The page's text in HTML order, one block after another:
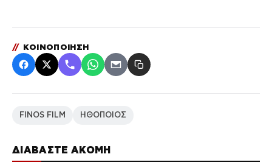
ΔΙΑΒΑΣΤΕ ΑΚΟΜΗ
// ΚΟΙΝΟΠΟΙΗΣΗ
FINOS FILM ΗΘΟΠΟΙΟΣ